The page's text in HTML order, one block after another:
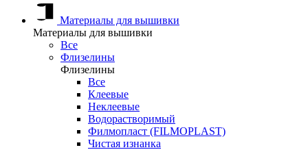
Материалы для вышивки
Материалы для вышивки
Все
Флизелины
Флизелины
Все
Клеевые
Неклеевые
Водорастворимый
Филмопласт (FILMOPLAST)
Чистая изнанка